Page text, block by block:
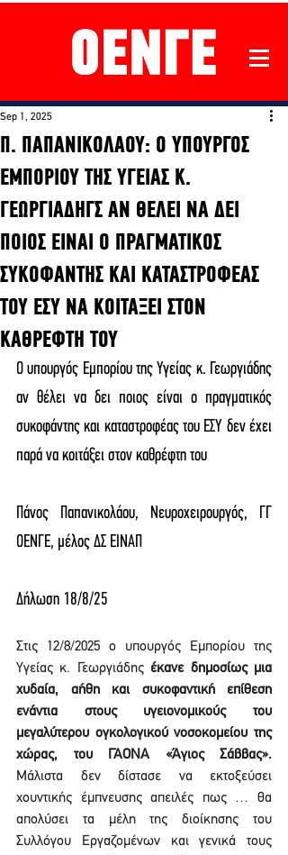
Π. ΠΑΠΑΝΙΚΟΛΑΟΥ: Ο ΥΠΟΥΡΓΟΣ
ΕΜΠΟΡΙΟΥ ΤΗΣ ΥΓΕΙΑΣ Κ.
ΓΕΩΡΓΙΑΔΗΓΣ ΑΝ ΘΕΛΕΙ ΝΑ ΔΕΙ
ΠΟΙΟΣ ΕΙΝΑΙ Ο ΠΡΑΓΜΑΤΙΚΟΣ
ΣΥΚΟΦΑΝΤΗΣ ΚΑΙ ΚΑΤΑΣΤΡΟΦΕΑΣ
ΤΟΥ ΕΣΥ ΝΑ ΚΟΙΤΑΞΕΙ ΣΤΟΝ
ΚΑΘΡΕΦΤΗ ΤΟΥ
Sep 1, 2025
Ο υπουργός Εμπορίου της Υγείας κ. Γεωργιάδης
αν θέλει να δει ποιος είναι ο πραγματικός
συκοφάντης και καταστροφέας του ΕΣΥ δεν έχει
παρά να κοιτάξει στον καθρέφτη του
Πάνος Παπανικολάου, Νευροχειρουργός, ΓΓ
ΟΕΝΓΕ, μέλος ΔΣ ΕΙΝΑΠ
Δήλωση 18/8/25
Στις 12/8/2025 ο υπουργός Εμπορίου της
Υγείας κ. Γεωργιάδης έκανε δημοσίως μια
χυδαία, αήθη και συκοφαντική επίθεση
ενάντια στους υγειονομικούς του
μεγαλύτερου ογκολογικού νοσοκομείου της
χώρας, του ΓΑΟΝΑ «Άγιος Σάββας».
Μάλιστα δεν δίστασε να εκτοξεύσει
χουντικής έμπνευσης απειλές πως … θα
απολύσει τα μέλη της διοίκησης του
Συλλόγου Εργαζομένων και γενικά τους